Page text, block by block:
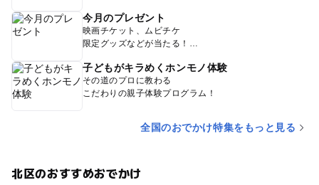
今月のプレゼント
映画チケット、ムビチケ
限定グッズなどが当たる！
子どもがキラめくホンモノ体験
その道のプロに教わる
こだわりの親子体験プログラム！
全国のおでかけ特集をもっと見る
北区のおすすめおでかけ